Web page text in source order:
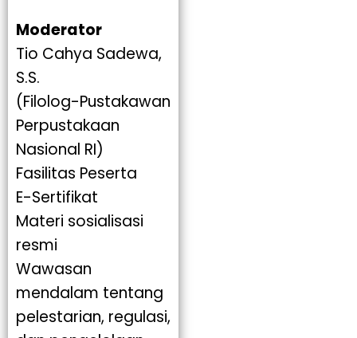
Moderator
Tio Cahya Sadewa,
S.S.
(Filolog-Pustakawan
Perpustakaan
Nasional RI)
Fasilitas Peserta
E-Sertifikat
Materi sosialisasi
resmi
Wawasan
mendalam tentang
pelestarian, regulasi,